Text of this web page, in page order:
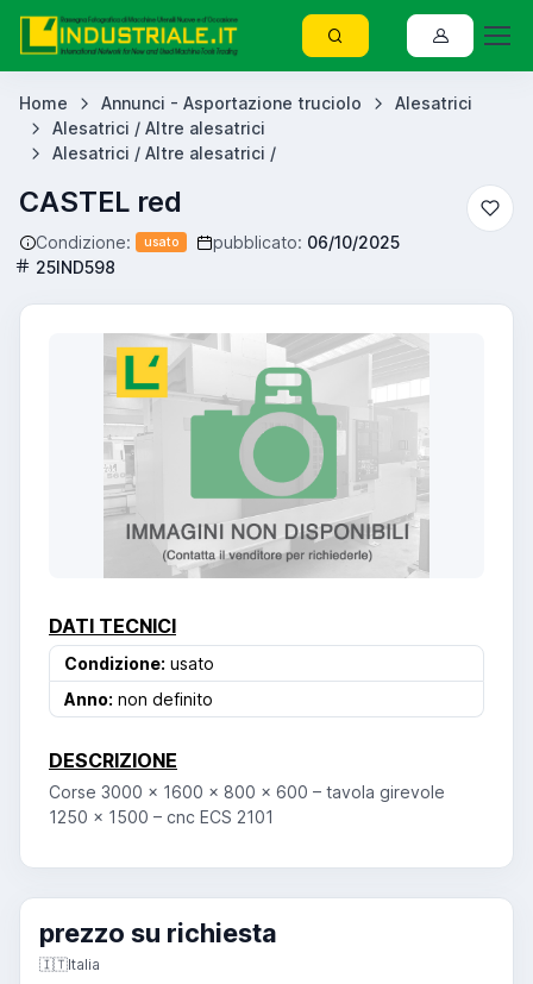
Home Annunci - Asportazione truciolo
Alesatrici
Alesatrici / Altre alesatrici
Alesatrici / Altre alesatrici /
CASTEL red
Condizione: usato pubblicato: 06/10/2025
25IND598
DATI TECNICI
Condizione: usato
Anno: non definito
DESCRIZIONE
Corse 3000 x 1600 x 800 x 600 – tavola girevole
1250 x 1500 – cnc ECS 2101
prezzo su richiesta
🇮🇹Italia